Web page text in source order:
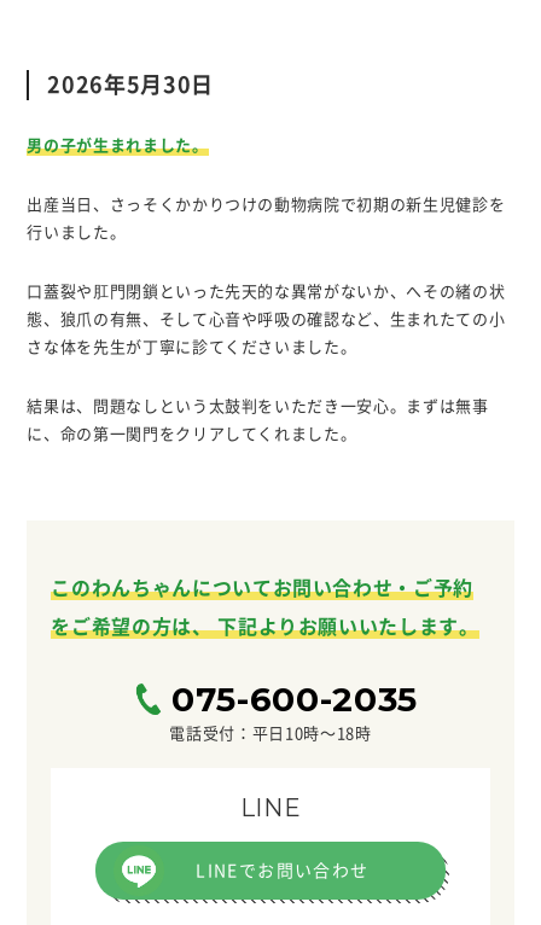
2026年5月30日
男の子が生まれました。
出産当日、さっそくかかりつけの動物病院で初期の新生児健診を
行いました。
口蓋裂や肛門閉鎖といった先天的な異常がないか、へその緒の状
態、狼爪の有無、そして心音や呼吸の確認など、生まれたての小
さな体を先生が丁寧に診てくださいました。
結果は、問題なしという太鼓判をいただき一安心。まずは無事
に、命の第一関門をクリアしてくれました。
このわんちゃんについてお問い合わせ・ご予約
をご希望の方は、下記よりお願いいたします。
075-600-2035
電話受付：平日10時〜18時
LINE
LINEでお問い合わせ